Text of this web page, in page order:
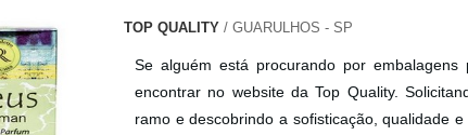
TOP QUALITY / GUARULHOS - SP
Se alguém está procurando por
encontrar no website da Top Quality.
ramo e descobrindo a sofisticação, qualidade